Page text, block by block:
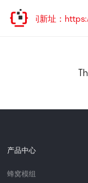
欢迎访问新址：
产品中心
蜂窝模组